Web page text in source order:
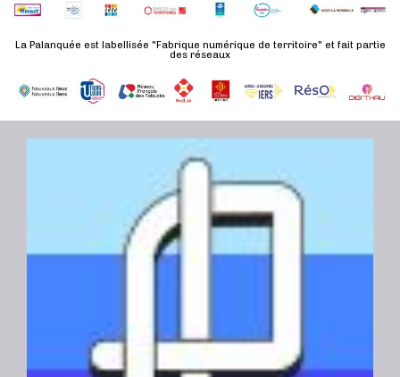
n
La Palanquée est labellisée "Fabrique numérique de territoire" et fait partie
des réseaux